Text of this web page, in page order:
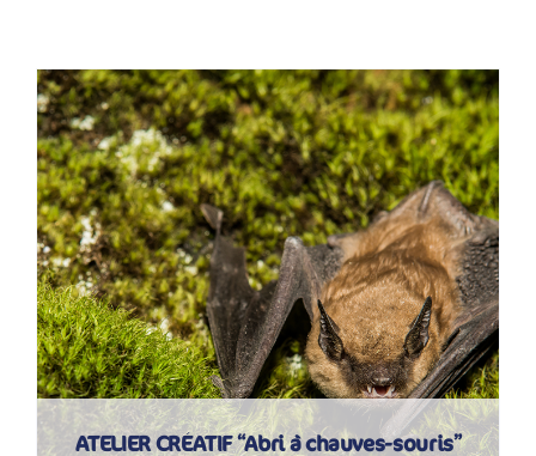
ATELIER CRÉATIF “Abri à chauves-souris”